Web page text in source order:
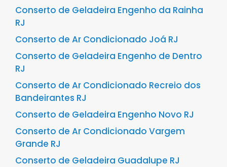
Conserto de Geladeira Engenho da Rainha
RJ
Conserto de Ar Condicionado Joá RJ
Conserto de Geladeira Engenho de Dentro
RJ
Conserto de Ar Condicionado Recreio dos
Bandeirantes RJ
Conserto de Geladeira Engenho Novo RJ
Conserto de Ar Condicionado Vargem
Grande RJ
Conserto de Geladeira Guadalupe RJ